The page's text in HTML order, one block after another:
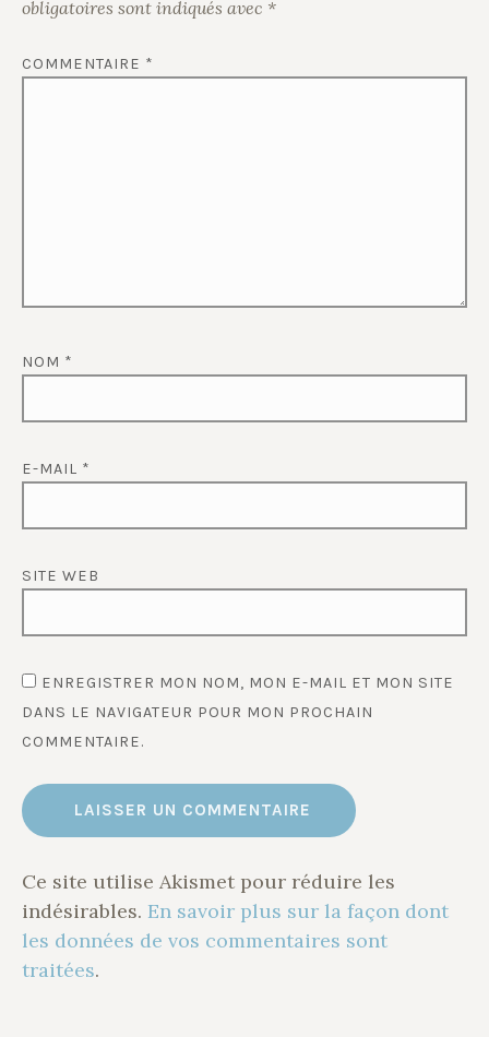
obligatoires sont indiqués avec *
COMMENTAIRE *
NOM *
E-MAIL *
SITE WEB
ENREGISTRER MON NOM, MON E-MAIL ET MON SITE
DANS LE NAVIGATEUR POUR MON PROCHAIN
COMMENTAIRE.
Ce site utilise Akismet pour réduire les
indésirables. En savoir plus sur la façon dont
les données de vos commentaires sont
traitées.